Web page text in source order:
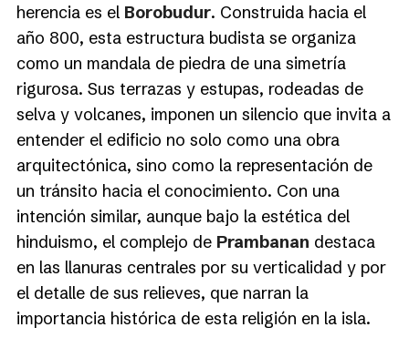
herencia es el Borobudur. Construida hacia el
año 800, esta estructura budista se organiza
como un mandala de piedra de una simetría
rigurosa. Sus terrazas y estupas, rodeadas de
selva y volcanes, imponen un silencio que invita a
entender el edificio no solo como una obra
arquitectónica, sino como la representación de
un tránsito hacia el conocimiento. Con una
intención similar, aunque bajo la estética del
hinduismo, el complejo de Prambanan destaca
en las llanuras centrales por su verticalidad y por
el detalle de sus relieves, que narran la
importancia histórica de esta religión en la isla.